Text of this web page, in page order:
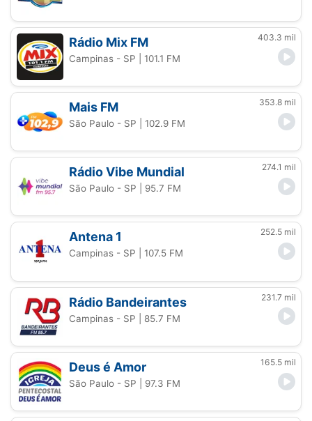
Rádio Mix FM 403.3 mil
Campinas - SP | 101.1 FM
Mais FM 353.8 mil
São Paulo - SP | 102.9 FM
Rádio Vibe Mundial 274.1 mil
São Paulo - SP | 95.7 FM
Antena 1 252.5 mil
Campinas - SP | 107.5 FM
Rádio Bandeirantes 231.7 mil
Campinas - SP | 85.7 FM
Deus é Amor 165.5 mil
São Paulo - SP | 97.3 FM